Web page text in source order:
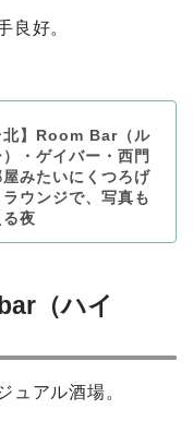
良好。
北】Room Bar（ル
・ゲイバー・西門
みたいにくつろげ
ウンジで、写真も
夜
（ハイ
ュアル酒場。